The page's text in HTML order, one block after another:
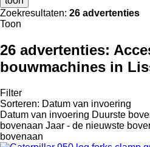
Zoekresultaten: 26 advertenties
Toon
26 advertenties:
bouwmachines in
Filter
Sorteren: Datum van invoering
Datum van invoering Duurste
bovenaan Jaar - de nieuwste
bovenaan